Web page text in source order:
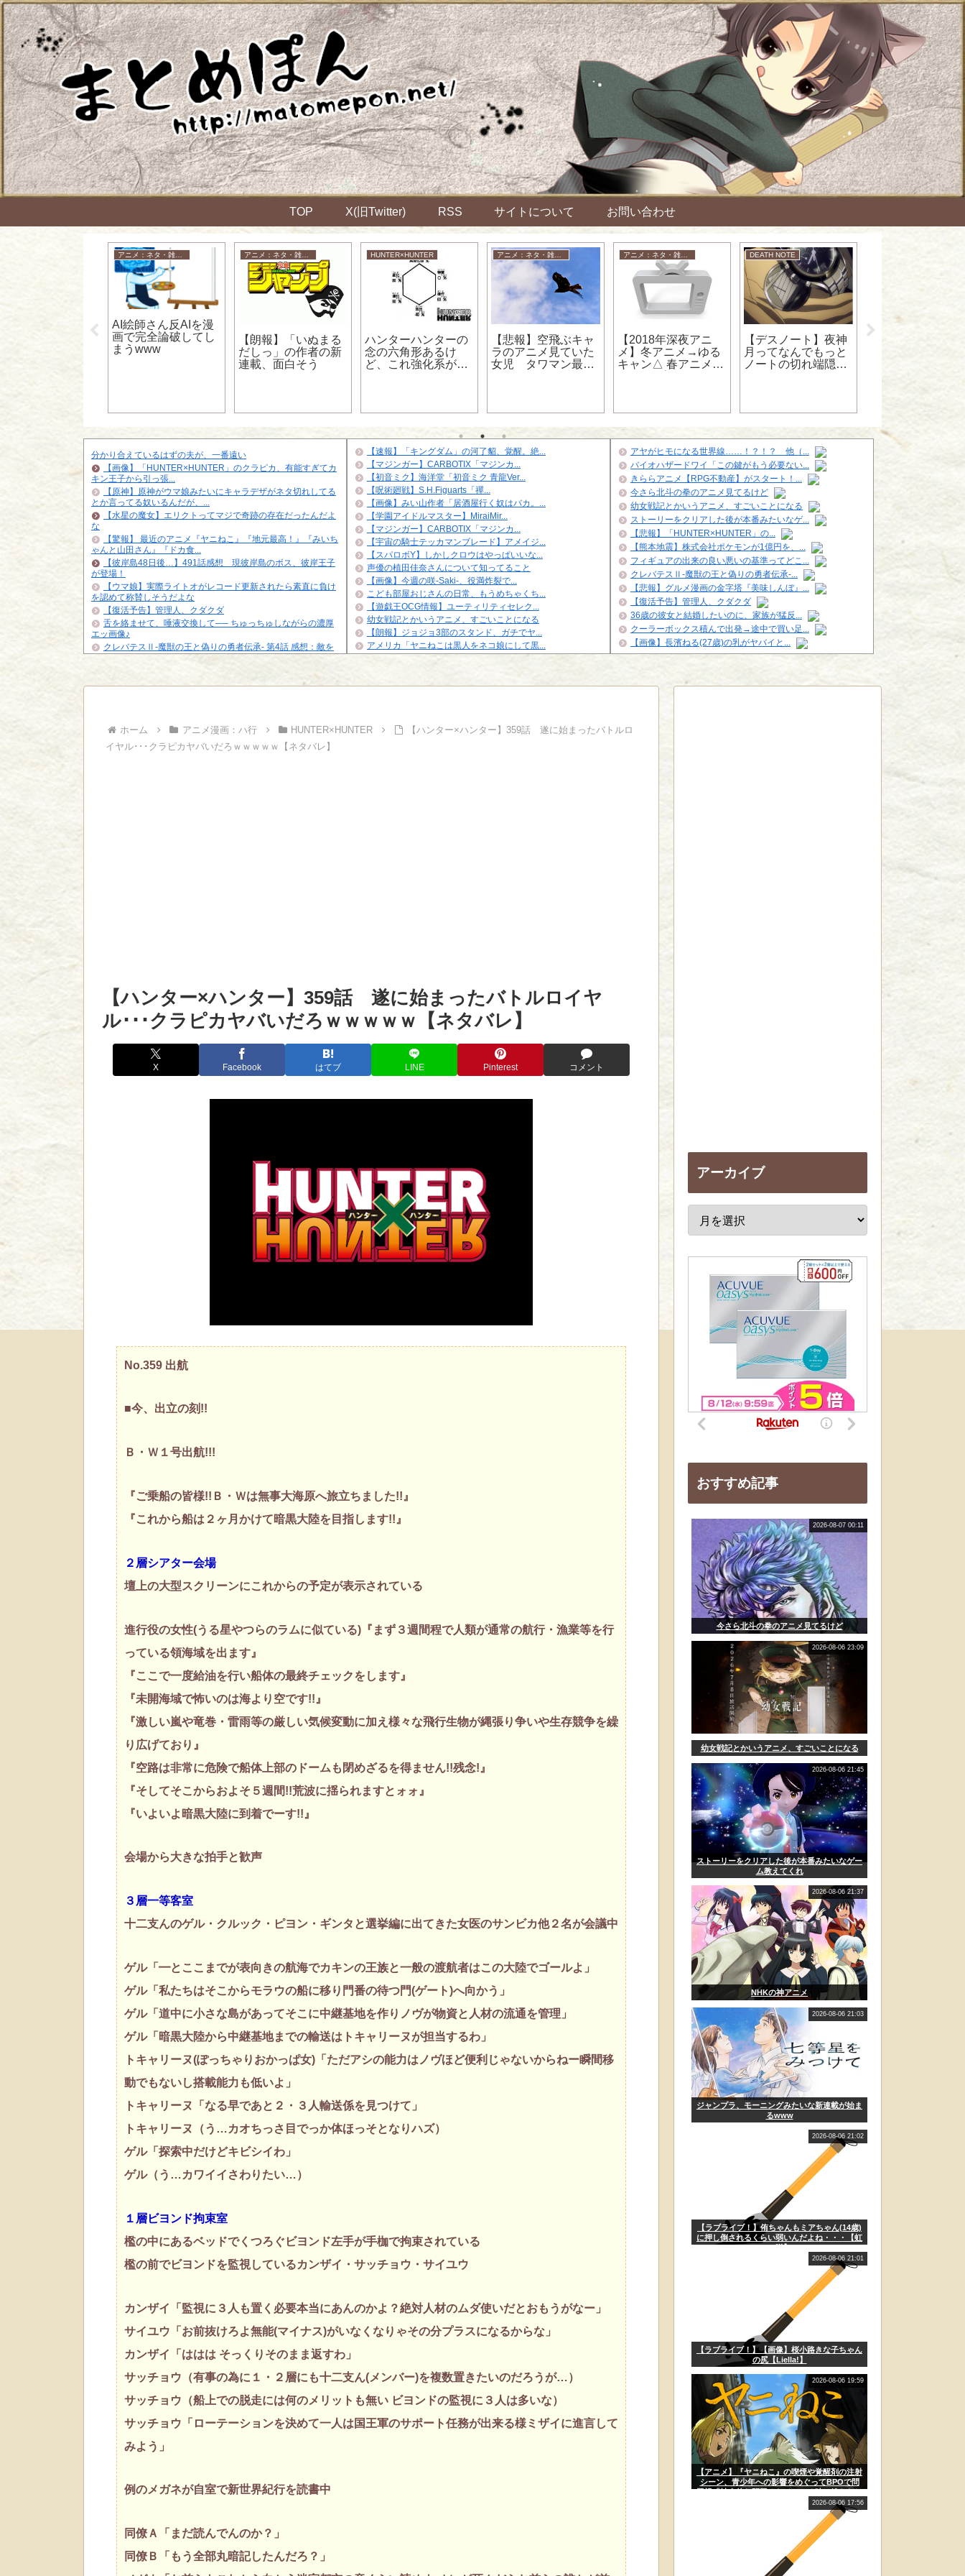
TOP X(旧Twitter) RSS サイトについて お問い合わせ
AI絵師さん反AIを漫
画で完全論破してし
まうwww
【朗報】「いぬまる
だしっ」の作者の新
連載、面白そう
HUNTER×HUNTER
ハンターハンターの
念の六角形あるけ
ど、これ強化系がズ
【悲報】空飛ぶキャ
ラのアニメ見ていた
女児 タワマン最上
【2018年深夜アニ
メ】冬アニメ→ゆる
キャン△ 春アニメ→
→？？？
DEATH NOTE
【デスノート】夜神
月ってなんでもっと
ノートの切れ端隠し
分かり合えているはずの夫が、一番遠い
【画像】「HUNTER×HUNTER」のクラピカ、有能すぎてカ
キン王子から引っ張...
【原神】原神がウマ娘みたいにキャラデザがネタ切れしてる
とか言ってる奴いるんだが、...
【水星の魔女】エリクトってマジで奇跡の存在だったんだよ
な
【驚報】 最近のアニメ『ヤニねこ』『地元最高！』『みいち
ゃんと山田さん』『ドカ食...
【彼岸島48日後…】491話感想 現彼岸島のボス、彼岸王子
が登場！
【ウマ娘】実際ライトオがレコード更新されたら素直に負け
を認めて称賛しそうだよな
【復活予告】管理人、クダクダ
舌を絡ませて、唾液交換して── ちゅっちゅしながらの濃厚
エッ画像♪
クレバテスⅡ-魔獣の王と偽りの勇者伝承- 第4話 感想：敵を
フィギュアの出来の良い悪いの基準ってどこで決まるの
Powered by livedoor 相互RSS
【速報】「キングダム」の河了貂、覚醒。絶...
【マジンガー】CARBOTIX「マジンカ...
【初音ミク】海洋堂「初音ミク 青龍Ver...
【呪術廻戦】S.H.Figuarts「禪...
【画像】みい山作者「居酒屋行く奴はバカ。...
【学園アイドルマスター】MiraiMir...
【マジンガー】CARBOTIX「マジンカ...
【宇宙の騎士テッカマンブレード】アメイジ...
【スパロボY】しかしクロウはやっぱいいな...
声優の植田佳奈さんについて知ってること
【画像】今週の咲-Saki-、役満炸裂で...
こども部屋おじさんの日常、もうめちゃくち...
【遊戯王OCG情報】ユーティリティセレク...
幼女戦記とかいうアニメ、すごいことになる
【朗報】ジョジョ3部のスタンド、ガチでヤ...
アメリカ「ヤニねこは黒人をネコ娘にして黒...
Powered by livedoor 相互RSS
アヤがヒモになる世界線……！？！？ 他（...
バイオハザードワイ「この鍵がもう必要ない...
きららアニメ【RPG不動産】がスタート！...
今さら北斗の拳のアニメ見てるけど
幼女戦記とかいうアニメ、すごいことになる
ストーリーをクリアした後が本番みたいなゲ...
【悲報】「HUNTER×HUNTER」の...
【熊本地震】株式会社ポケモンが1億円を、...
フィギュアの出来の良い悪いの基準ってどこ...
クレバテスⅡ-魔獣の王と偽りの勇者伝承-...
【悲報】グルメ漫画の金字塔『美味しんぼ』...
【復活予告】管理人、クダクダ
36歳の彼女と結婚したいのに、家族が猛反...
クーラーボックス積んで出発→途中で買い足...
【画像】長濱ねる(27歳)の乳がヤバイと...
ホーム アニメ漫画：ハ行 HUNTER×HUNTER
【ハンター×ハンター】359話 遂に始まったバトルロ
イヤル･･･クラピカヤバいだろｗｗｗｗｗ【ネタバレ】
【ハンター×ハンター】359話 遂に始まったバトルロイヤ
ル･･･クラピカヤバいだろｗｗｗｗｗ【ネタバレ】
X Facebook はてブ LINE Pinterest コメント
No.359 出航
■今、出立の刻!!
Ｂ・Ｗ１号出航!!!
『ご乗船の皆様!!Ｂ・Ｗは無事大海原へ旅立ちました!!』
『これから船は２ヶ月かけて暗黒大陸を目指します!!』
２層シアター会場
壇上の大型スクリーンにこれからの予定が表示されている
進行役の女性(うる星やつらのラムに似ている)『まず３週間程で人類が通常の航行・漁業等を行
っている領海域を出ます』
『ここで一度給油を行い船体の最終チェックをします』
『未開海域で怖いのは海より空です!!』
『激しい嵐や竜巻・雷雨等の厳しい気候変動に加え様々な飛行生物が縄張り争いや生存競争を繰
り広げており』
『空路は非常に危険で船体上部のドームも閉めざるを得ません!!残念!』
『そしてそこからおよそ５週間!!荒波に揺られますとォォ』
『いよいよ暗黒大陸に到着でーす!!』
会場から大きな拍手と歓声
３層一等客室
十二支んのゲル・クルック・ピヨン・ギンタと選挙編に出てきた女医のサンビカ他２名が会議中
ゲル「━とここまでが表向きの航海でカキンの王族と一般の渡航者はこの大陸でゴールよ」
ゲル「私たちはそこからモラウの船に移り門番の待つ門(ゲート)へ向かう」
ゲル「道中に小さな島があってそこに中継基地を作りノヴが物資と人材の流通を管理」
ゲル「暗黒大陸から中継基地までの輸送はトキャリーヌが担当するわ」
トキャリーヌ(ぽっちゃりおかっぱ女)「ただアシの能力はノヴほど便利じゃないからねー瞬間移
動でもないし搭載能力も低いよ」
トキャリーヌ「なる早であと２・３人輸送係を見つけて」
トキャリーヌ（う…カオちっさ目でっか体ほっそとなりハズ）
ゲル「探索中だけどキビシイわ」
ゲル（う…カワイイさわりたい…）
１層ビヨンド拘束室
檻の中にあるベッドでくつろぐビヨンド左手が手枷で拘束されている
檻の前でビヨンドを監視しているカンザイ・サッチョウ・サイユウ
カンザイ「監視に３人も置く必要本当にあんのかよ？絶対人材のムダ使いだとおもうがなー」
サイユウ「お前抜けろよ無能(マイナス)がいなくなりゃその分プラスになるからな」
カンザイ「ははは そっくりそのまま返すわ」
サッチョウ（有事の為に１・２層にも十二支ん(メンバー)を複数置きたいのだろうが…）
サッチョウ（船上での脱走には何のメリットも無い ビヨンドの監視に３人は多いな）
サッチョウ「ローテーションを決めて一人は国王軍のサポート任務が出来る様ミザイに進言して
みよう」
例のメガネが自室で新世界紀行を読書中
同僚Ａ「まだ読んでんのか？」
同僚Ｂ「もう全部丸暗記したんだろ？」
アーカイブ
おすすめ記事
今さら北斗の拳のアニメ見てるけど
2026-08-07 00:11
幼女戦記とかいうアニメ、すごいことになる
2026-08-06 23:09
ストーリーをクリアした後が本番みたいなゲー
ム教えてくれ
2026-08-06 21:45
NHKの神アニメ
2026-08-06 21:37
ジャンプラ、モーニングみたいな新連載が始ま
るwww
2026-08-06 21:03
【ラブライブ！】侑ちゃんもミアちゃん(14歳)
に押し倒されるくらい弱いんだよね・・・【虹
2026-08-06 21:02
【ラブライブ！】【画像】桜小路きな子ちゃん
の尻【Liella!】
2026-08-06 21:01
【アニメ】『ヤニねこ』の喫煙や覚醒剤の注射
シーン、青少年への影響をめぐってBPOで問
2026-08-06 19:59
2026-08-06 17:56